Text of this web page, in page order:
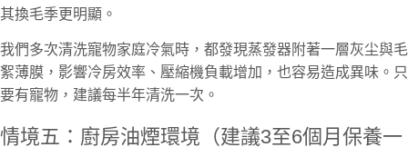
其換毛季更明顯。
我們多次清洗寵物家庭冷氣時，都發現蒸發器附著一層灰尘與毛
絮薄膜，影響冷房效率、壓縮機負載增加，也容易造成異味。只
要有寵物，建議每半年清洗一次。
情境五：廚房油煙環境（建議3至6個月保養一